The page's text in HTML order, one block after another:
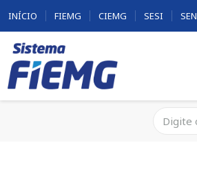
INÍCIO FIEMG CIEMG SESI